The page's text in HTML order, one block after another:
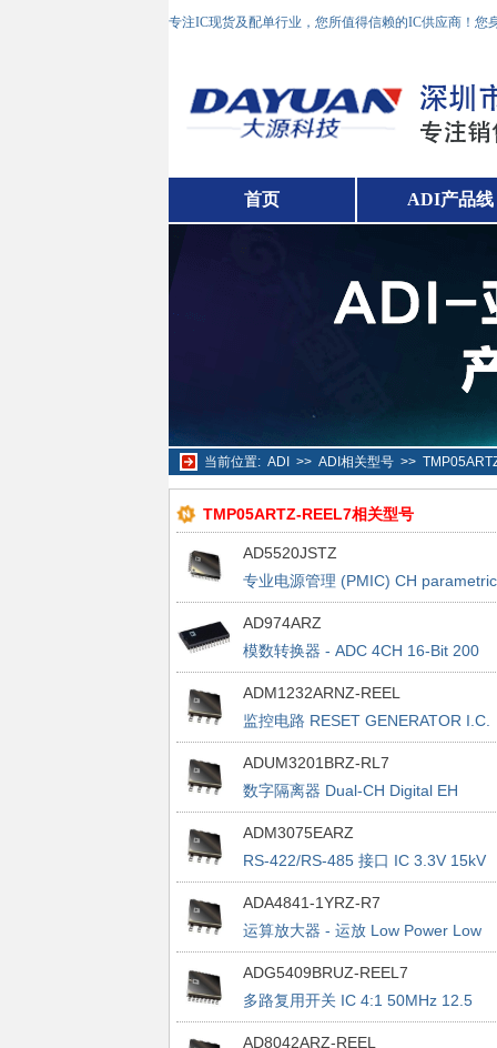
专注IC现货及配单行业，您所值得信赖的IC供应商！
首页 ADI产品线
当前位置: ADI >> ADI相关型号>>
TMP05ARTZ-REEL7相关型号
AD5520JSTZ
专业电源管理 (PMIC) CH parametric
measurement unit IC
AD974ARZ
模数转换器 - ADC 4CH 16-Bit 200
kSPS
ADM1232ARNZ-REEL
监控电路 RESET GENERATOR I.C.
ADUM3201BRZ-RL7
数字隔离器 Dual-CH Digital EH
System-Level ESD
ADM3075EARZ
RS-422/RS-485 接口 IC 3.3V 15kV
ESDPrtect Half Duplex 500kbps
ADA4841-1YRZ-R7
运算放大器 - 运放 Low Power Low
Noise and Distort RRO
ADG5409BRUZ-REEL7
多路复用开关 IC 4:1 50MHz 12.5
Ohm High VTG Latch-up
AD8042ARZ-REEL